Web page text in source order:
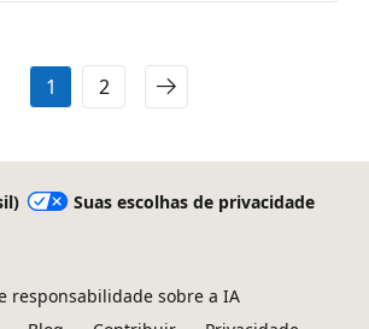
1 2
Suas escolhas de privacidade
responsabilidade sobre a IA